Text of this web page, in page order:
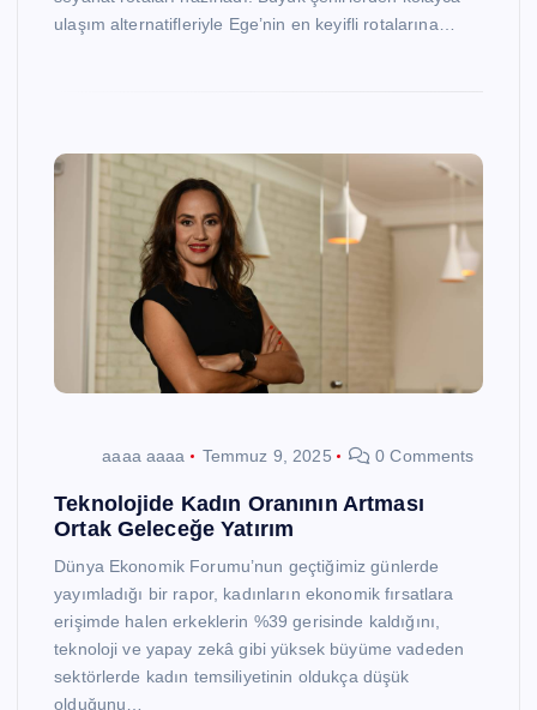
ulaşım alternatifleriyle Ege’nin en keyifli rotalarına…
aaaa aaaa Temmuz 9, 2025 0 Comments
Teknolojide Kadın Oranının Artması
Ortak Geleceğe Yatırım
Dünya Ekonomik Forumu’nun geçtiğimiz günlerde
yayımladığı bir rapor, kadınların ekonomik fırsatlara
erişimde halen erkeklerin %39 gerisinde kaldığını,
teknoloji ve yapay zekâ gibi yüksek büyüme vadeden
sektörlerde kadın temsiliyetinin oldukça düşük
olduğunu…